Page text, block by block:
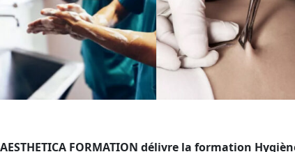
AESTHETICA FORMATION délivre la formation